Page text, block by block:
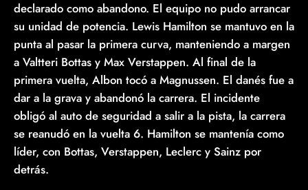
declarado como abandono. El equipo no pudo arrancar
su unidad de potencia. Lewis Hamilton se mantuvo en la
punta al pasar la primera curva, manteniendo a margen
a Valtteri Bottas y Max Verstappen. Al final de la
primera vuelta, Albon tocó a Magnussen. El danés fue a
dar a la grava y abandonó la carrera. El incidente
obligó al auto de seguridad a salir a la pista, la carrera
se reanudó en la vuelta 6. Hamilton se mantenía como
líder, con Bottas, Verstappen, Leclerc y Sainz por
detrás.